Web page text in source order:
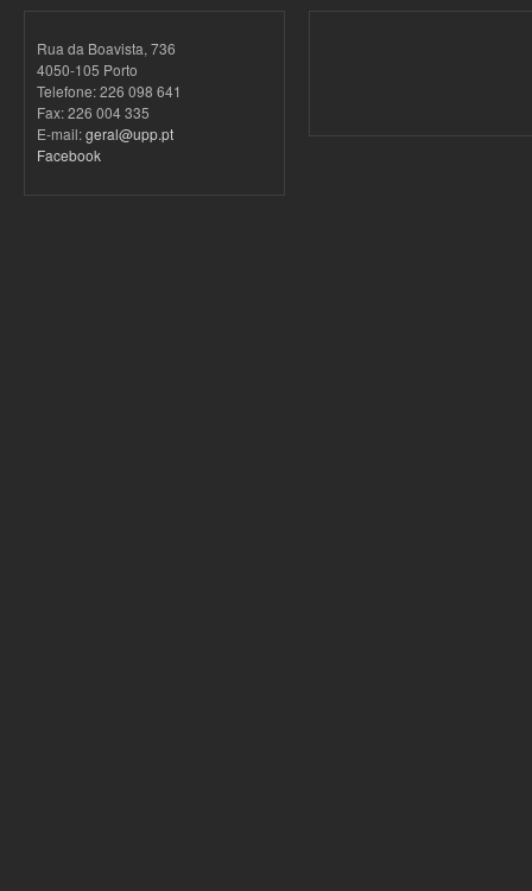
Rua da Boavista, 736
4050-105 Porto
Telefone: 226 098 641
Fax: 226 004 335
E-mail:geral@upp.pt
Facebook